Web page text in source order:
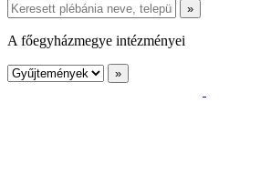
A főegyházmegye intézményei